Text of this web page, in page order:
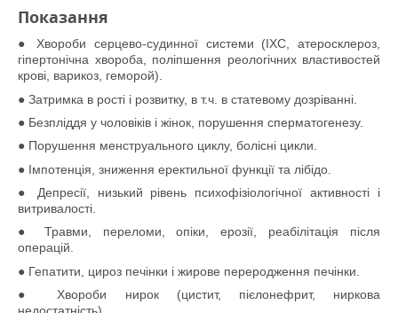
Показання
● Хвороби серцево-судинної системи (ІХС, атеросклероз,
гіпертонічна хвороба, поліпшення реологічних властивостей
крові, варикоз, геморой).
● Затримка в рості і розвитку, в т.ч. в статевому дозріванні.
● Безпліддя у чоловіків і жінок, порушення сперматогенезу.
● Порушення менструального циклу, болісні цикли.
● Імпотенція, зниження еректильної функції та лібідо.
● Депресії, низький рівень психофізіологічної активності і
витривалості.
● Травми, переломи, опіки, ерозії, реабілітація після
операцій.
● Гепатити, цироз печінки і жирове переродження печінки.
● Хвороби нирок (цистит, пієлонефрит, ниркова